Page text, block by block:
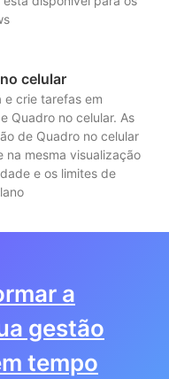
celular
e crie tarefas em
Quadro no celular. As
de Quadro no celular
na mesma visualização
e os limites de
a
gestão
tempo